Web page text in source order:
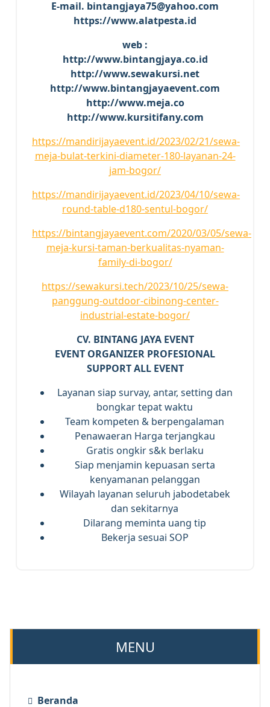
E-mail. bintangjaya75@yahoo.com
https://www.alatpesta.id
web :
http://www.bintangjaya.co.id
http://www.sewakursi.net
http://www.bintangjayaevent.com
http://www.meja.co
http://www.kursitifany.com
https://mandirijayaevent.id/2023/02/21/sewa-
meja-bulat-terkini-diameter-180-layanan-24-
jam-bogor/
https://mandirijayaevent.id/2023/04/10/sewa-
round-table-d180-sentul-bogor/
https://bintangjayaevent.com/2020/03/05/sewa-
meja-kursi-taman-berkualitas-nyaman-
family-di-bogor/
https://sewakursi.tech/2023/10/25/sewa-
panggung-outdoor-cibinong-center-
industrial-estate-bogor/
CV. BINTANG JAYA EVENT
EVENT ORGANIZER PROFESIONAL
SUPPORT ALL EVENT
Layanan siap survay, antar, setting dan
bongkar tepat waktu
Team kompeten & berpengalaman
Penawaeran Harga terjangkau
Gratis ongkir s&k berlaku
Siap menjamin kepuasan serta
kenyamanan pelanggan
Wilayah layanan seluruh jabodetabek
dan sekitarnya
Dilarang meminta uang tip
Bekerja sesuai SOP
MENU
Beranda